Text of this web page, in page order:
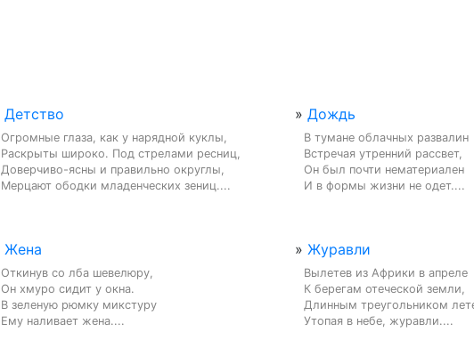
Детство
Огромные глаза, как у нарядной куклы,
Раскрыты широко. Под стрелами ресниц,
Доверчиво-ясны и правильно округлы,
Мерцают ободки младенческих зениц....
» Дождь
В тумане облачных развалин
Встречая утренний рассвет,
Он был почти нематериален
И в формы жизни не одет....
Жена
Откинув со лба шевелюру,
Он хмуро сидит у окна.
В зеленую рюмку микстуру
Ему наливает жена....
» Журавли
Вылетев из Африки в апреле
К берегам отеческой земли,
Длинным треугольником
Утопая в небе, журавли....